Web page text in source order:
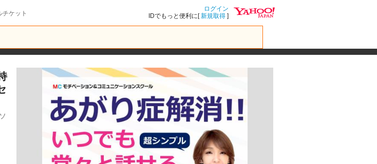
ケット
ログイン
IDでもっと便利に[新規取得 ]